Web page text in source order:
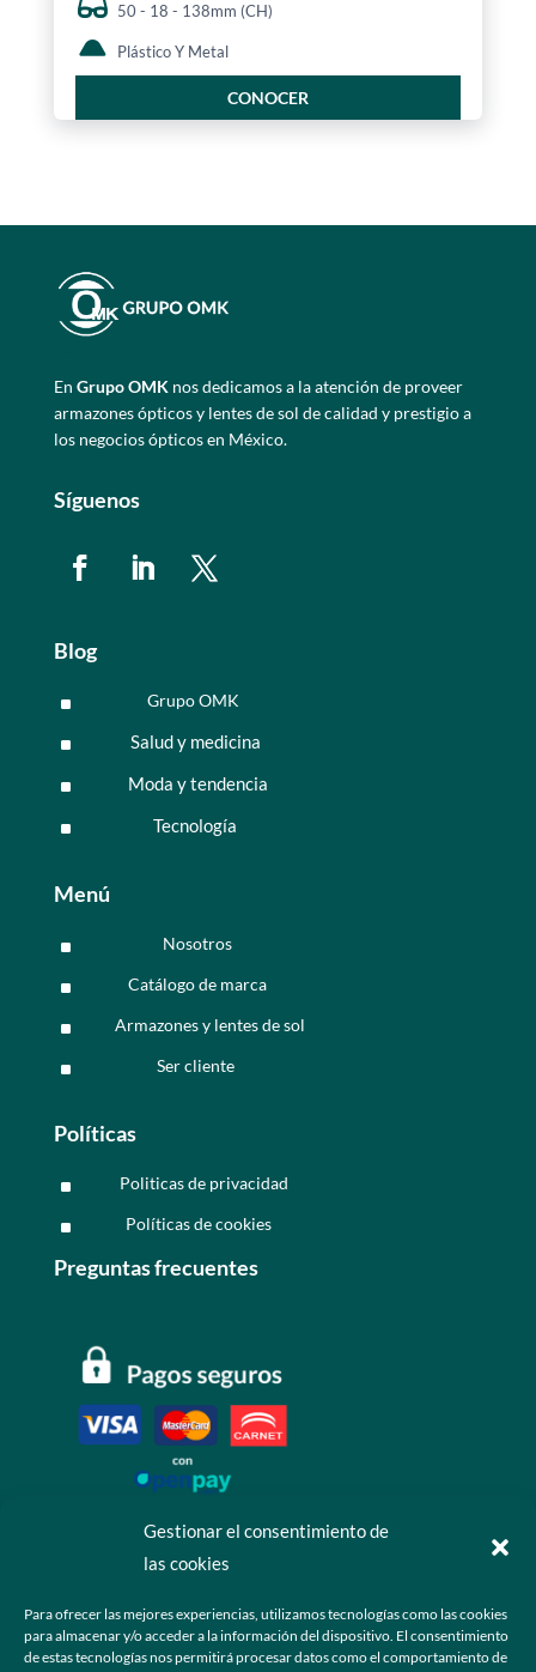
Gestionar el consentimiento de
las cookies
Para ofrecer las mejores experiencias, utilizamos tecnologías como las cookies
para almacenar y/o acceder a la información del dispositivo. El consentimiento
de estas tecnologías nos permitirá procesar datos como el comportamiento de
50 - 18 - 138mm (CH)
Plástico Y Metal
CONOCER
En Grupo OMKnos dedicamos a la atención de proveer
armazones ópticos y lentes de sol de calidad y prestigio a
los negocios ópticos en México.
Síguenos
Blog
^ Grupo OMK
^ Salud y medicina
^ Moda y tendencia
^ Tecnología
Menú
^ Nosotros
^ Catálogo de marca
^ Armazones y lentes de sol
^ Ser cliente
Políticas
^ Politicas de privacidad
^ Políticas de cookies
Preguntas frecuentes
 +52 55 6173 7725 (Ventas)